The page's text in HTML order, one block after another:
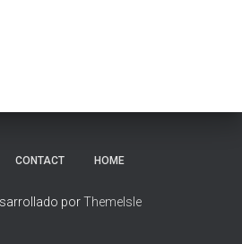
CONTACT HOME
porThemeIsle